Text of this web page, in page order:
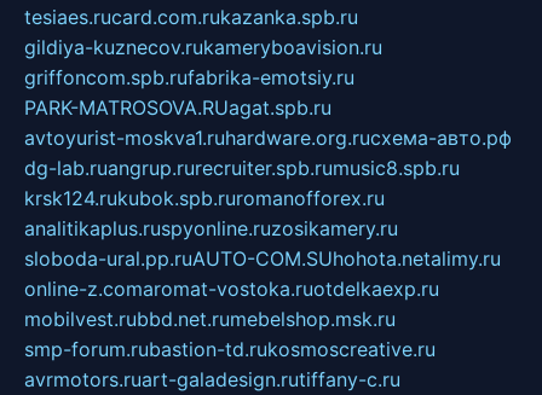
tesiaes.rucard.com.rukazanka.spb.ru
gildiya-kuznecov.rukameryboavision.ru
griffoncom.spb.rufabrika-emotsiy.ru
PARK-MATROSOVA.RUagat.spb.ru
avtoyurist-moskva1.ruhardware.org.ruсхема-авто.рф
dg-lab.ruangrup.rurecruiter.spb.rumusic8.spb.ru
krsk124.rukubok.spb.ruromanofforex.ru
analitikaplus.ruspyonline.ruzosikamery.ru
sloboda-ural.pp.ruAUTO-COM.SUhohota.netalimy.ru
online-z.comaromat-vostoka.ruotdelkaexp.ru
mobilvest.rubbd.net.rumebelshop.msk.ru
smp-forum.rubastion-td.rukosmoscreative.ru
avrmotors.ruart-galadesign.rutiffany-c.ru